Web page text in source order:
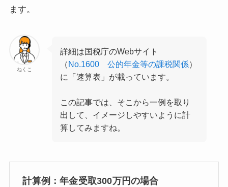
ます。
ねくこ
詳細は国税庁のWebサイト
（No.1600 公的年金等の課税関係）
に「速算表」が載っています。
この記事では、そこから一例を取り
出して、イメージしやすいように計
算してみますね。
計算例：年金受取300万円の場合